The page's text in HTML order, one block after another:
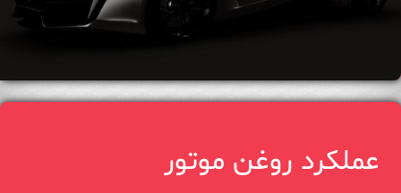
عملکرد روغن موتور